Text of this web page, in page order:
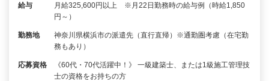
給与
月給325,600円以上 ※月22日勤務時の給与例（時給1,850
円～）
勤務地
神奈川県横浜市の派遣先（直行直帰）※通勤圏考慮（在宅勤
務もあり）
応募資格
《60代・70代活躍中！》 一級建築士、または1級施工管理技
士の資格をお持ちの方